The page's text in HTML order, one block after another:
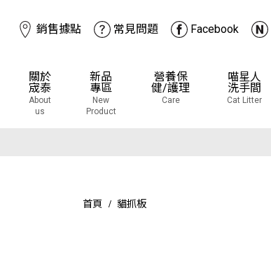
銷售據點 常見問題 Facebook
關於
宬泰
About
us
新品
專區
New
Product
營養保
健/護理
Care
喵星人
洗手間
Cat Litter
首頁 貓抓板